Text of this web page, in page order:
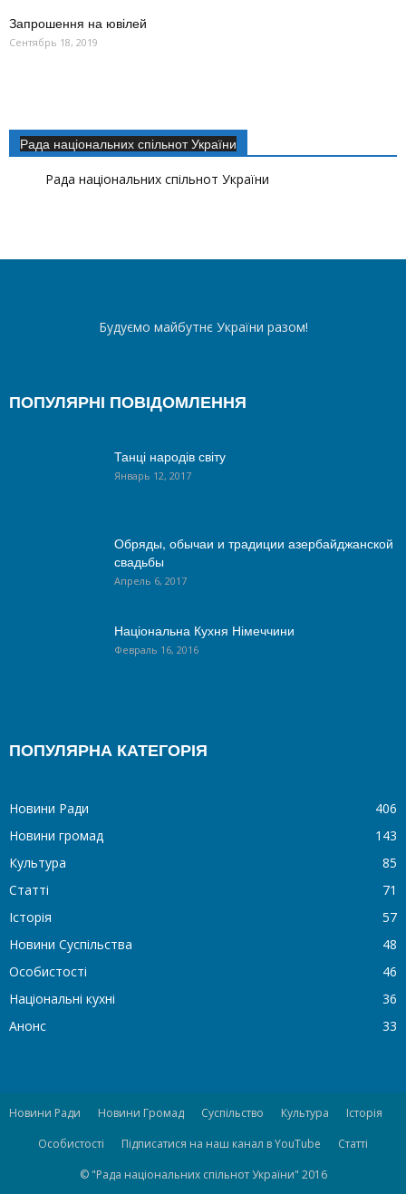
Запрошення на ювілей
Сентябрь 18, 2019
Рада національних спільнот України
Рада національних спільнот України
Будуємо майбутнє України разом!
ПОПУЛЯРНІ ПОВІДОМЛЕННЯ
Танці народів світу
Январь 12, 2017
Обряды, обычаи и традиции азербайджанской
свадьбы
Апрель 6, 2017
Національна Кухня Німеччини
Февраль 16, 2016
ПОПУЛЯРНА КАТЕГОРІЯ
Новини Ради
406
Новини громад
143
Культура
85
Статті
71
Історія
57
Новини Суспільства
48
Особистості
46
Національні кухні
36
Анонс
33
Новини Ради Новини Громад Суспільство Культура
Історія
Особистості
Підписатися на наш канал в YouTube
Статті
© "Рада національних спільнот України" 2016